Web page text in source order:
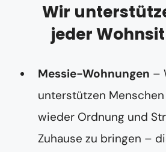
Wir
jeder
Messie-Wohnungen –
unterstützen
wieder Ordnung und
Zuhause zu bringen –